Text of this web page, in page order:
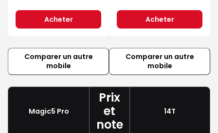
Acheter Acheter
Comparer un autre
mobile
Comparer un autre
mobile
Magic5 Pro
Prix
et
note
14T